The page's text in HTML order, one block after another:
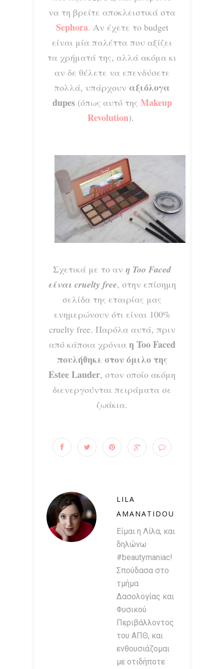
να τη βρείτε αποκλειστικά στα
Sephora. Αν έχετε το budget
είναι μία παλέττα που αξίζει
τα χρήματά της, αλλά ακόμα κι
αν δε θέλετε να επενδύσετε
πολλά, υπάρχουν αξιόλογα
dupes(όπως αυτό της Makeup
Revolution).
Σχετικά με το αν η Too Faced
είναι cruelty free, στην επίσημη
σελίδα της εταιρίας μας
ενημερώνουν ότι είναι 100%
cruelty free. Παρόλα αυτά, πριν
από κάποια χρόνια η Too Faced
πουλήθηκε στον όμιλο της
Estee Lauder, στον οποίο ακόμη
διενεργούνται πειράματα σε
ζωάκια.
LILA
AMANATIDOU
Είμαι η Λίλα, και
δηλώνω
#beautymaniac!
Σπούδασα στο
τμήμα
Δασολογίας και
Φυσικού
Περιβάλλοντος
του ΑΠΘ, και
ενθουσιάζομαι
με οτιδήποτε